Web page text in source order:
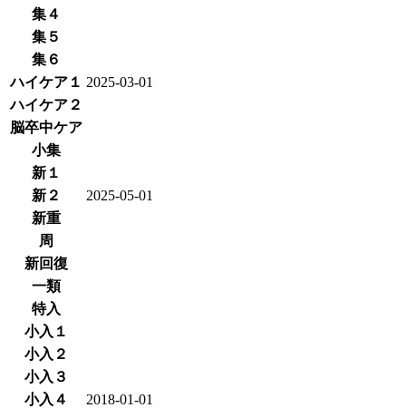
集４
集５
集６
ハイケア１ 2025-03-01
ハイケア２
脳卒中ケア
小集
新１
新２
2025-05-01
新重
周
新回復
一類
特入
小入１
小入２
小入３
小入４
2018-01-01